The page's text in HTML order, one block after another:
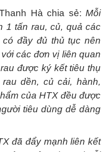
Hà chia sẻ: Mỗi
1 tấn rau, củ, quả các
đầy đủ thủ tục nên
các đơn vị liên quan
được ký kết tiêu thụ
dền, củ cải, hành,
của HTX đều được
tiêu dùng dễ dàng
đã đẩy mạnh liên kết